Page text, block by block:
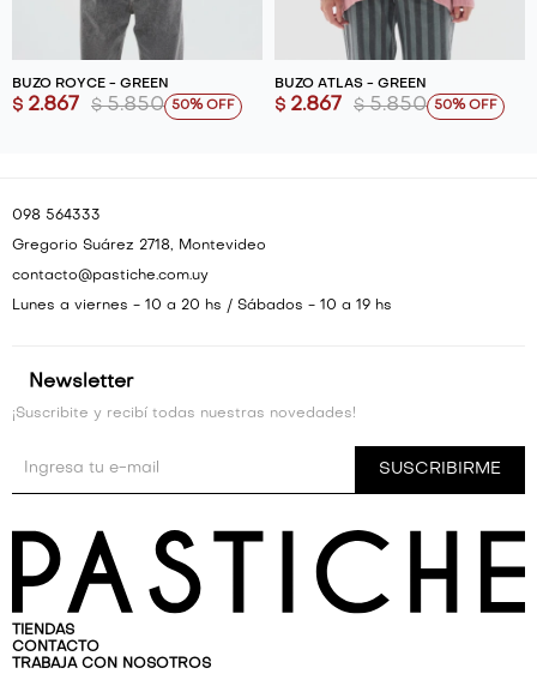
BUZO ROYCE - GREEN
$ 2.867 $ 5.850 50
BUZO ATLAS - GREEN
$ 2.867 $ 5.850 50
Newsletter
¡Suscribite y recibí todas nuestras novedades!
SUSCRIBIRME
098 564333
Gregorio Suárez 2718, Montevideo
contacto@pastiche.com.uy
Lunes a viernes - 10 a 20 hs / Sábados - 10 a 19 hs
TIENDAS
CONTACTO
TRABAJA CON NOSOTROS